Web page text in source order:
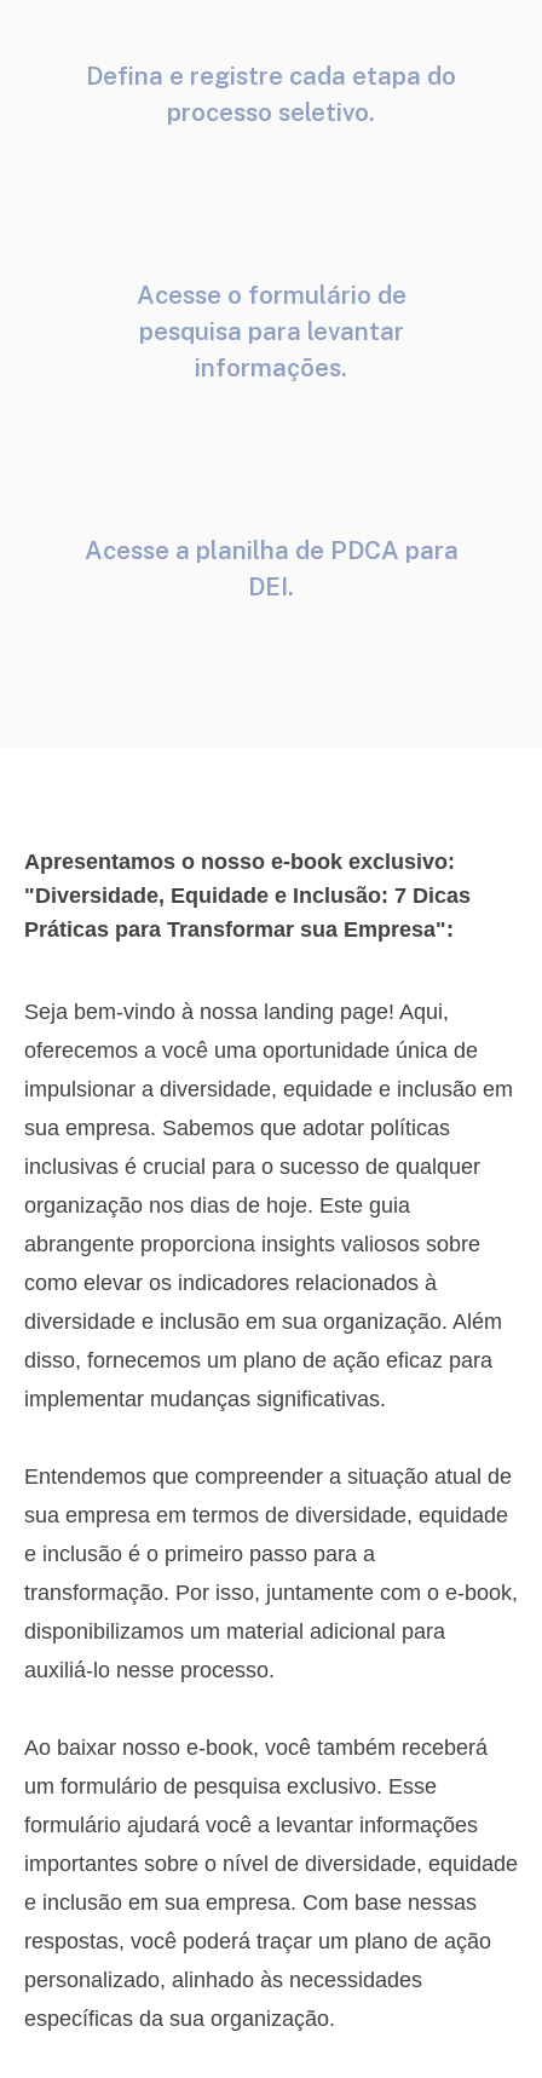
Defina e registre cada etapa do
processo seletivo.
Acesse o formulário de
pesquisa para levantar
informações.
Acesse a planilha de PDCA para
DEI.
Apresentamos o nosso e-book exclusivo:
"Diversidade, Equidade e Inclusão: 7 Dicas
Práticas para Transformar sua Empresa":
Seja bem-vindo à nossa landing page! Aqui,
oferecemos a você uma oportunidade única de
impulsionar a diversidade, equidade e inclusão em
sua empresa. Sabemos que adotar políticas
inclusivas é crucial para o sucesso de qualquer
organização nos dias de hoje. Este guia
abrangente proporciona insights valiosos sobre
como elevar os indicadores relacionados à
diversidade e inclusão em sua organização. Além
disso, fornecemos um plano de ação eficaz para
implementar mudanças significativas.
Entendemos que compreender a situação atual de
sua empresa em termos de diversidade, equidade
e inclusão é o primeiro passo para a
transformação. Por isso, juntamente com o e-book,
disponibilizamos um material adicional para
auxiliá-lo nesse processo.
Ao baixar nosso e-book, você também receberá
um formulário de pesquisa exclusivo. Esse
formulário ajudará você a levantar informações
importantes sobre o nível de diversidade, equidade
e inclusão em sua empresa. Com base nessas
respostas, você poderá traçar um plano de ação
personalizado, alinhado às necessidades
específicas da sua organização.